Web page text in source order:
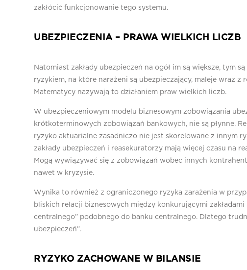
zakłócić funkcjonowanie tego systemu.
UBEZPIECZENIA – PRAWA WIELKICH LICZB
Natomiast zakłady ubezpieczeń na ogół im są większe, tym
ryzykiem, na które narażeni są ubezpieczający, maleje wraz z
Matematycy nazywają to działaniem praw wielkich liczb.
W ubezpieczeniowym modelu biznesowym zobowiązania
krótkoterminowych zobowiązań bankowych, nie są płynne.
ryzyko aktuarialne zasadniczo nie jest skorelowane z innym
zakłady ubezpieczeń i reasekuratorzy mają więcej czasu na
Mogą wywiązywać się z zobowiązań wobec innych
nawet w kryzysie.
Wynika to również z ograniczonego ryzyka zarażenia w
bliskich relacji biznesowych między konkurującymi zakładami
centralnego” podobnego do banku centralnego. Dlatego
ubezpieczeń”.
RYZYKO ZACHOWANE W BILANSIE